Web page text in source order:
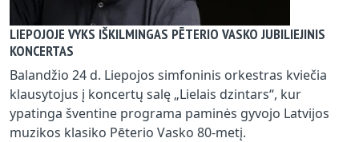
LIEPOJOJE VYKS IŠKILMINGAS PĒTERIO VASKO JUBILIEJINIS
KONCERTAS
Balandžio 24 d. Liepojos simfoninis orkestras kviečia
klausytojus į koncertų salę „Lielais dzintars“, kur
ypatinga šventine programa paminės gyvojo Latvijos
muzikos klasiko Pēterio Vasko 80-metį.